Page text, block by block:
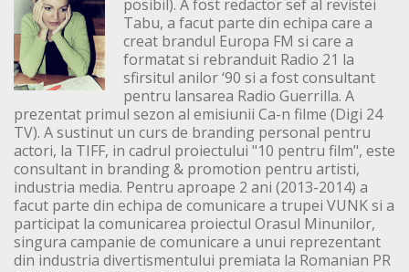
posibil). A fost redactor sef al revistei
Tabu, a facut parte din echipa care a
creat brandul Europa FM si care a
formatat si rebranduit Radio 21 la
sfirsitul anilor ‘90 si a fost consultant
pentru lansarea Radio Guerrilla. A
prezentat primul sezon al emisiunii Ca-n filme (Digi 24
TV). A sustinut un curs de branding personal pentru
actori, la TIFF, in cadrul proiectului "10 pentru film", este
consultant in branding & promotion pentru artisti,
industria media. Pentru aproape 2 ani (2013-2014) a
facut parte din echipa de comunicare a trupei VUNK si a
participat la comunicarea proiectul Orasul Minunilor,
singura campanie de comunicare a unui reprezentant
din industria divertismentului premiata la Romanian PR